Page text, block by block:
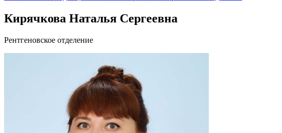
Кирячкова Наталья Сергеевна
Рентгеновское отделение